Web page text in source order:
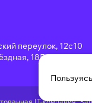
переулок, 12с10
18Б